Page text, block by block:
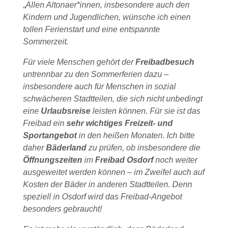
„Allen Altonaer*innen, insbesondere auch den
Kindern und Jugendlichen, wünsche ich einen
tollen Ferienstart und eine entspannte
Sommerzeit.
Für viele Menschen gehört derFreibadbesuch
untrennbar zu den Sommerferien dazu –
insbesondere auch für Menschen in sozial
schwächeren Stadtteilen, die sich nicht unbedingt
eine Urlaubsreise leisten können. Für sie ist das
Freibad ein sehr wichtiges Freizeit- und
Sportangebotin den heißen Monaten. Ich bitte
daherBäderland zu prüfen, ob insbesondere die
Öffnungszeiten im Freibad Osdorfnoch weiter
ausgeweitet werden können – im Zweifel auch auf
Kosten der Bäder in anderen Stadtteilen. Denn
speziell in Osdorf wird das Freibad-Angebot
besonders gebraucht!